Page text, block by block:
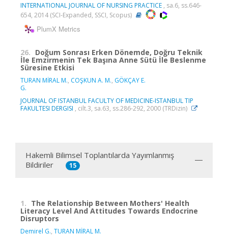
INTERNATIONAL JOURNAL OF NURSING PRACTICE , sa.6, ss.646-
654, 2014 (SCI-Expanded, SSCI, Scopus)
PlumX Metrics
26. Doğum Sonrası Erken Dönemde, Doğru Teknik
İle Emzirmenin Tek Başına Anne Sütü İle Beslenme
Süresine Etkisi
TURAN MİRAL M., COŞKUN A. M., GÖKÇAY E.
G.
JOURNAL OF ISTANBUL FACULTY OF MEDICINE-ISTANBUL TIP
FAKULTESI DERGISI , cilt.3, sa.63, ss.286-292, 2000 (TRDizin)
Hakemli Bilimsel Toplantılarda Yayımlanmış
Bildiriler
15
1. The Relationship Between Mothers' Health
Literacy Level And Attitudes Towards Endocrine
Disruptors
Demirel G., TURAN MİRAL M.